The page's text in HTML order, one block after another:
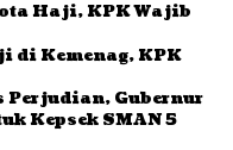
Haji, KPK Wajib
di Kemenag, KPK
Perjudian, Gubernur
Kepsek SMAN 5